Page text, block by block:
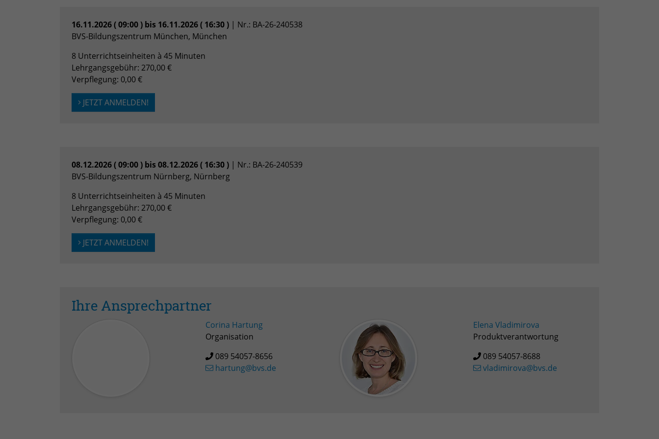
16.11.2026 ( 09:00 ) bis 16.11.2026 ( 16:30 ) | Nr.: BA-26-240538
BVS-Bildungszentrum München, München
8 Unterrichtseinheiten à 45 Minuten
Lehrgangsgebühr: 270,00 €
Verpflegung: 0,00 €
JETZT ANMELDEN!
08.12.2026 ( 09:00 ) bis 08.12.2026 ( 16:30 ) | Nr.: BA-26-240539
BVS-Bildungszentrum Nürnberg, Nürnberg
8 Unterrichtseinheiten à 45 Minuten
Lehrgangsgebühr: 270,00 €
Verpflegung: 0,00 €
JETZT ANMELDEN!
Ihre Ansprechpartner
Corina Hartung
Organisation
089 54057-8656
hartung@bvs.de
Elena Vladimirova
Produktverantwortung
089 54057-8688
vladimirova@bvs.de
Laufzeit Session